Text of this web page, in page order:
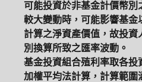
可能投資於非基金計價幣別
較大變動時，可能影響基金
計算之淨資產價值，故投
別換算所致之匯率波動。
基金投資組合殖利率取各投
加權平均法計算，計算範圍